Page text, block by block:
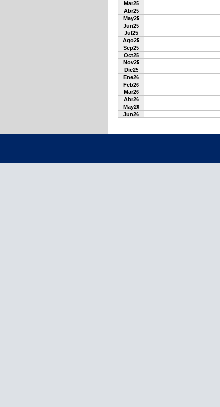
Mar25
Abr25
May25
Jun25
Jul25
Ago25
Sep25
Oct25
Nov25
Dic25
Ene26
Feb26
Mar26
Abr26
May26
Jun26